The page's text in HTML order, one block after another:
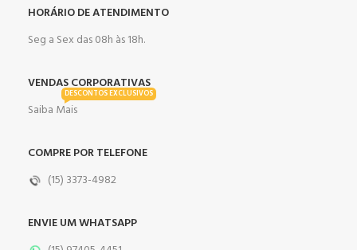
HORÁRIO DE ATENDIMENTO
Seg a Sex das 08h às 18h.
VENDAS CORPORATIVAS
Saiba Mais
DESCONTOS EXCLUSIVOS
COMPRE POR TELEFONE
(15) 3373-4982
ENVIE UM WHATSAPP